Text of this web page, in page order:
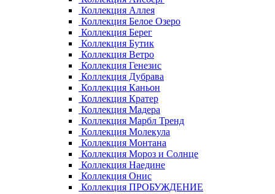
Коллекция Аллея
Коллекция Белое Озеро
Коллекция Берег
Коллекция Бутик
Коллекция Ветро
Коллекция Генезис
Коллекция Дубрава
Коллекция Каньон
Коллекция Кратер
Коллекция Мадера
Коллекция Марбл Тренд
Коллекция Молекула
Коллекция Монтана
Коллекция Мороз и Солнце
Коллекция Наедине
Коллекция Онис
Коллекция ПРОБУЖДЕНИЕ